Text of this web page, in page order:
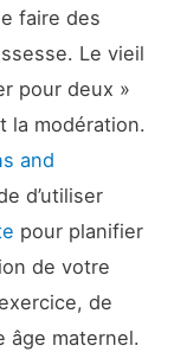
faire des
Le vieil
pour deux »
la modération.
and
d’utiliser
pour planifier
de votre
de
âge maternel.